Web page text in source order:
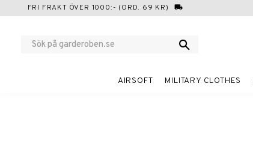
FRI FRAKT ÖVER 1000:- (ORD. 69 KR) local_shipping
AIRSOFT MILITARY CLOTHES